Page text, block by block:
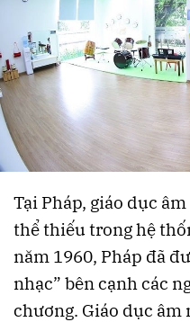
Tại Pháp, giáo dục
thể thiếu trong hệ
năm 1960, Pháp đã
nhạc” bên cạnh các
chương. Giáo dục âm